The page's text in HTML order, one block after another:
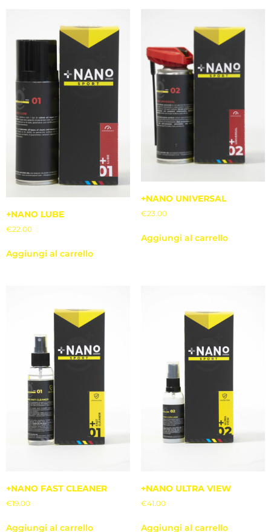
+NANO LUBE
€22.00
Aggiungi al carrello
+NANO UNIVERSAL
€23.00
Aggiungi al carrello
+NANO FAST CLEANER
€19.00
Aggiungi al carrello
+NANO ULTRA VIEW
€41.00
Aggiungi al carrello